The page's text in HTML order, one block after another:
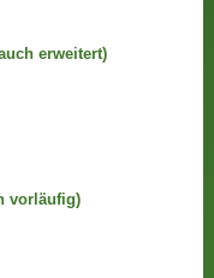
erweitert)
vorläufig)